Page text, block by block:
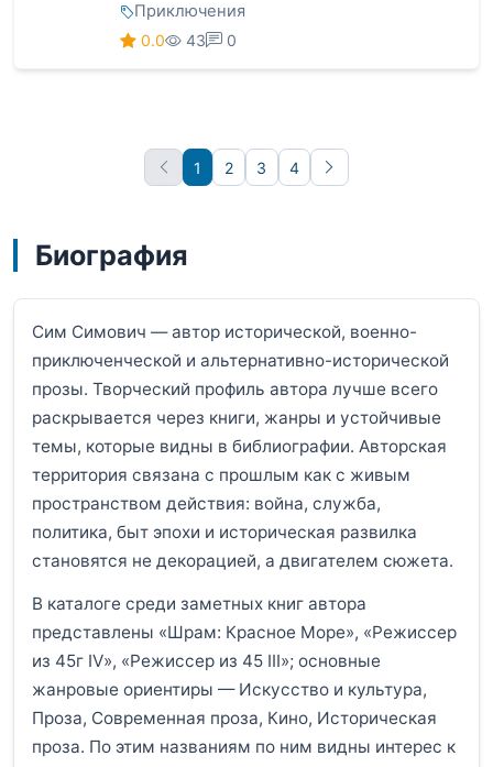
Приключения
0.0 43 0
1 2 3 4
Вперёд
Биография
Сим Симович — автор исторической, военно-
приключенческой и альтернативно-исторической
прозы. Творческий профиль автора лучше всего
раскрывается через книги, жанры и устойчивые
темы, которые видны в библиографии. Авторская
территория связана с прошлым как с живым
пространством действия: война, служба,
политика, быт эпохи и историческая развилка
становятся не декорацией, а двигателем сюжета.
В каталоге среди заметных книг автора
представлены «Шрам: Красное Море», «Режиссер
из 45г IV», «Режиссер из 45 III»; основные
жанровые ориентиры — Искусство и культура,
Проза, Современная проза, Кино, Историческая
проза. По этим названиям по ним видны интерес к